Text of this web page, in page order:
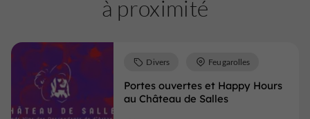
à proximité
Portes ouvertes et Happy Hours
au Château de Salles
Divers Feugarolles